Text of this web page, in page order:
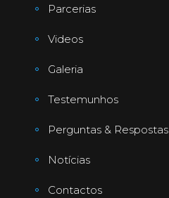
Parcerias
Videos
Galeria
Testemunhos
Perguntas & Respostas
Notícias
Contactos